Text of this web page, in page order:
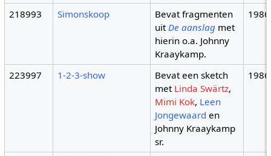
218993 Simonskoop
Bevat fragmenten
uitDe aanslag met
hierin o.a. Johnny
Kraaykamp.
1986
223997 1-2-3-show
Bevat een sketch
met Linda Swärtz,
Mimi Kok, Leen
Jongewaard en
Johnny Kraaykamp
sr.
1986